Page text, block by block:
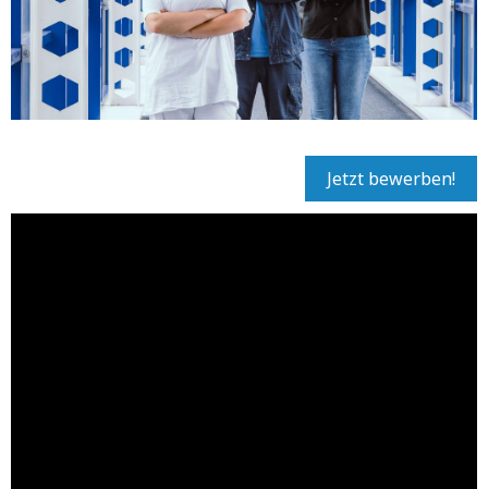
Jetzt bewerben!